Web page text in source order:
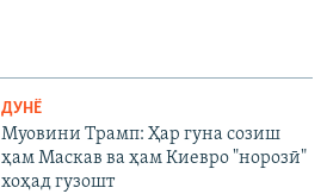
ДУНЁ
Муовини Трамп: Ҳар гуна созиш
ҳам Маскав ва ҳам Киевро "норозӣ"
хоҳад гузошт